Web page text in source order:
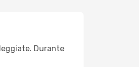
Durante